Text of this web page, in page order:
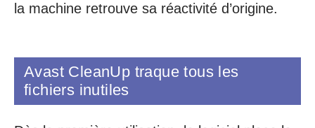
la machine retrouve sa réactivité d’origine.
Avast CleanUp traque tous les
fichiers inutiles